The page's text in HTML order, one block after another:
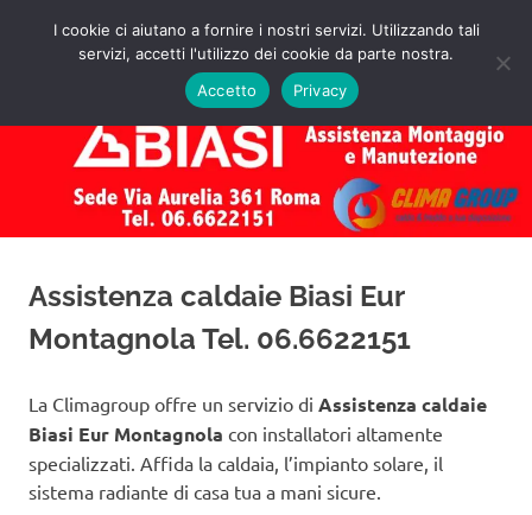
Assistenza
Caldaie
Biasi
Roma
Preventivo!
MENU
Assistenza caldaie Biasi Eur
Montagnola Tel. 06.6622151
La Climagroup offre un servizio di Assistenza caldaie
Biasi Eur Montagnola con installatori altamente
specializzati. Affida la caldaia, l’impianto solare, il
sistema radiante di casa tua a mani sicure.
I cookie ci aiutano a fornire i nostri servizi. Utilizzando tali
servizi, accetti l'utilizzo dei cookie da parte nostra.
Accetto
Privacy